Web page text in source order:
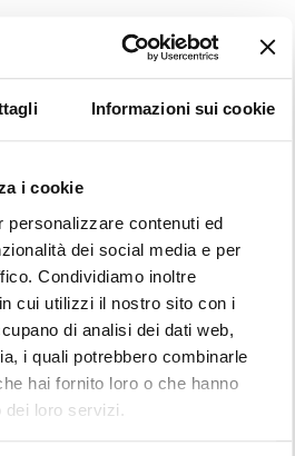
Informazioni sui cookie
i cookie
personalizzare contenuti ed
dei social media e per
Condividiamo inoltre
cui utilizzi il nostro sito con i
di analisi dei dati web,
i quali potrebbero combinarle
hai fornito loro o che hanno
dei loro servizi.